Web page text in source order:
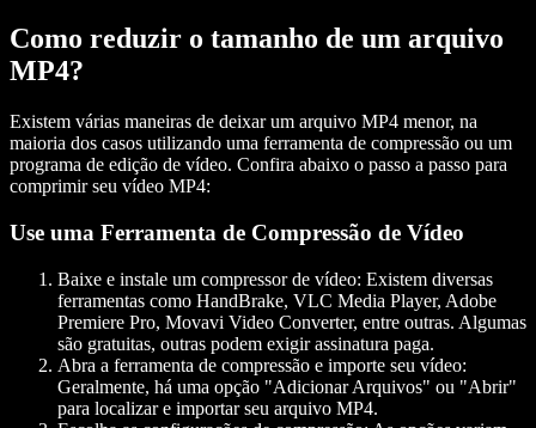
Como reduzir o tamanho de um arquivo
MP4?
Existem várias maneiras de deixar um arquivo MP4 menor, na
maioria dos casos utilizando uma ferramenta de compressão ou um
programa de edição de vídeo. Confira abaixo o passo a passo para
comprimir seu vídeo MP4:
Use uma Ferramenta de Compressão de Vídeo
Baixe e instale um compressor de vídeo: Existem diversas
ferramentas como HandBrake, VLC Media Player, Adobe
Premiere Pro, Movavi Video Converter, entre outras. Algumas
são gratuitas, outras podem exigir assinatura paga.
Abra a ferramenta de compressão e importe seu vídeo:
Geralmente, há uma opção "Adicionar Arquivos" ou "Abrir"
para localizar e importar seu arquivo MP4.